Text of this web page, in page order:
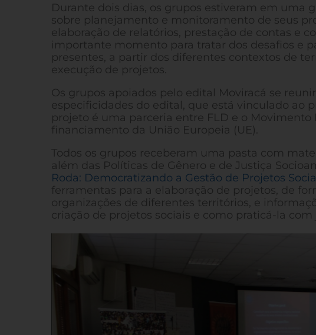
Durante dois dias, os grupos estiveram em uma
sobre planejamento e monitoramento de seus
elaboração de relatórios, prestação de contas e
importante momento para tratar dos desafios e
presentes, a partir dos diferentes contextos de
execução de projetos.
Os grupos apoiados pelo edital Moviracá se
especificidades do edital, que está vinculado ao
projeto é uma parceria entre FLD e o
financiamento da União Europeia (UE).
Todos os grupos receberam uma pasta com
além das Políticas de Gênero e de Justiça
Roda: Democratizando a Gestão de Projetos
ferramentas para a elaboração de projetos, de
organizações de diferentes territórios, e
criação de projetos sociais e como praticá-la